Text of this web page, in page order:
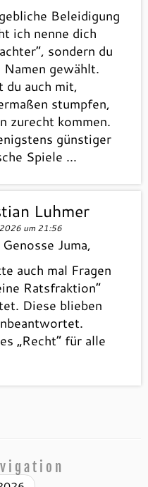
Beleidigung
ich nenne dich
sondern du
Namen gewählt.
du auch mit,
stumpfen,
zurecht kommen.
günstiger
Spiele …
Luhmer
um 21:56
Juma,
auch mal Fragen
Ratsfraktion“
Diese blieben
„Recht“ für alle